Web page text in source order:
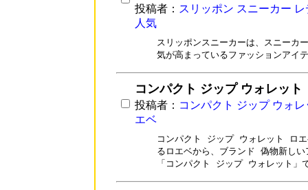
投稿者： スリッポン スニーカー
人気
スリッポンスニーカーは、スニーカ
気が高まっているファッションアイ
コンパクト ジップ ウォレット
投稿者： コンパクト ジップ ウォレ
エベ
コンパクト ジップ ウォレット ロ
るロエベから、ブランド 偽物新し
「コンパクト ジップ ウォレット」